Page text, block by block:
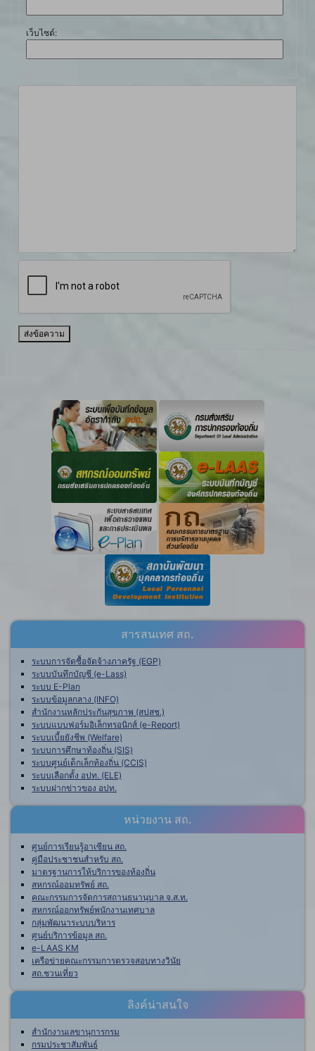
เว็บไซต์:
ส่งข้อความ
สารสนเทศ สถ.
ระบบการจัดซื้อจัดจ้างภาครัฐ (EGP)
ระบบบันทึกบัญชี (e-Lass)
ระบบ E-Plan
ระบบข้อมูลกลาง (INFO)
สำนักงานหลักประกันสุขภาพ (สปสช.)
ระบบแบบฟอร์มอิเล็กทรอนิกส์ (e-Report)
ระบบเบี้ยยังชีพ (Welfare)
ระบบการศึกษาท้องถิ่น (SIS)
ระบบศูนย์เด็กเล็กท้องถิ่น (CCIS)
ระบบเลือกตั้ง อปท. (ELE)
ระบบฝากข่าวของ อปท.
หน่วยงาน สถ.
ศูนย์การเรียนรู้อาเซียน สถ.
คู่มือประชาชนสำหรับ สถ.
มาตรฐานการให้บริการของท้องถิ่น
สหกรณ์ออมทรัพย์ สถ.
คณะกรรมการจัดการสถานธนานุบาล จ.ส.ท.
สหกรณ์ออกทรัพย์พนักงานเทศบาล
กลุ่มพัฒนาระบบบริหาร
ศูนย์บริการข้อมูล สถ.
e-LAAS KM
เครือข่ายคณะกรรมการตรวจสอบทางวินัย
สถ.ชวนเที่ยว
ลิงค์น่าสนใจ
สำนักงานเลขานุการกรม
กรมประชาสัมพันธ์